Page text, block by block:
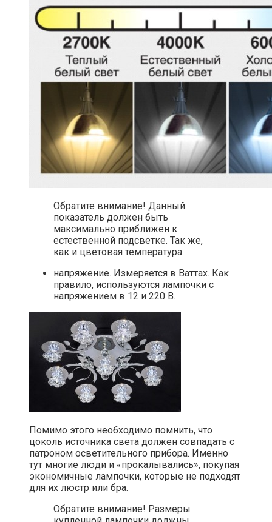
Обратите внимание! Данный
показатель должен быть
максимально приближен к
естественной подсветке. Так же,
как и цветовая температура.
напряжение. Измеряется в Ваттах. Как
правило, используются лампочки с
напряжением в 12 и 220 В.
Помимо этого необходимо помнить, что
цоколь источника света должен совпадать с
патроном осветительного прибора. Именно
тут многие люди и «прокалывались», покупая
экономичные лампочки, которые не подходят
для их люстр или бра.
Обратите внимание! Размеры